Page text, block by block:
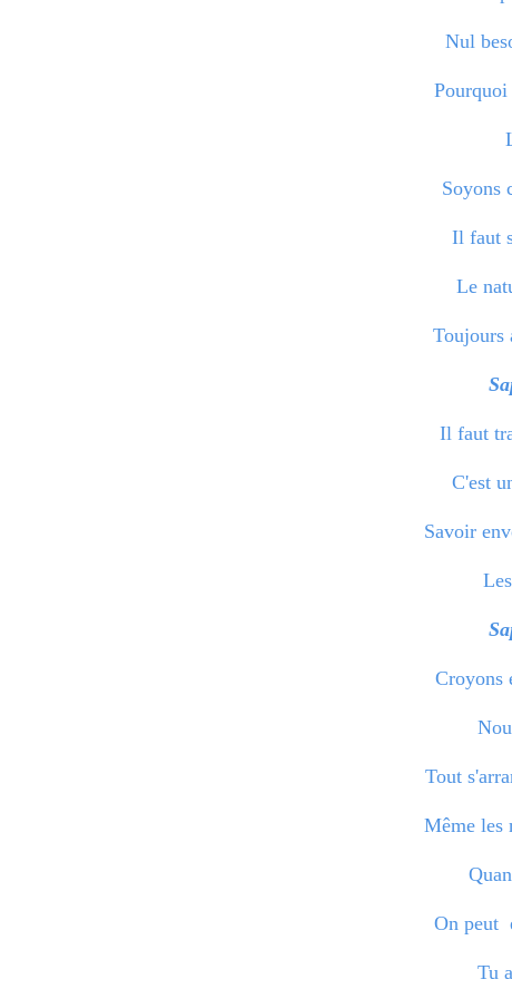
Nul
Pourquoi
Soyons
Il faut
Le
Toujours
Il faut
C'est
Savoir
Croyons
Tout
Même les
On peut
Tu